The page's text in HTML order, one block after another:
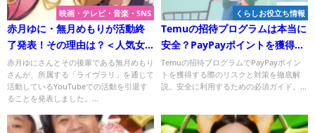
映画・テレビ・音楽・SNS
赤月ゆに・無月めもりが活動終
了発表！その理由は？＜人気女
Vtuber＞
赤月ゆにさんとその後輩である無月めもり
さんが、所属する「ライヴラリ」を通じて
活動しているYouTubeでの活動を引退す
ることを発表しました。...
くらしお役立ち情報
Temuの招待プログラムは本当に
安全？PayPayポイントを獲得す
る前に知っておくべきこと！
Temuの招待プログラムでPayPayポイン
トを獲得する際のリスクと対策を徹底解
説。安全に利用するための必須ガイド。...